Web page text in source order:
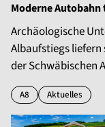
Moderne
Archäologische
Albaufstiegs liefern
der Schwäbischen
A8 Aktuelles